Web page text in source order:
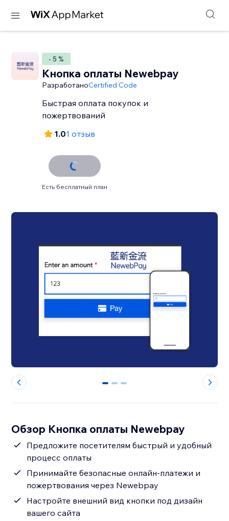
- 5 %
Кнопка оплаты Newebpay
РазработаноCertified Code
Быстрая оплата покупок и
пожертвований
1.01 отзыв
Есть бесплатный план
0 1 2
Обзор Кнопка оплаты Newebpay
Предложите посетителям быстрый и удобный
процесс оплаты
Принимайте безопасные онлайн-платежи и
пожертвования через Newebpay
Настройте внешний вид кнопки под дизайн
вашего сайта